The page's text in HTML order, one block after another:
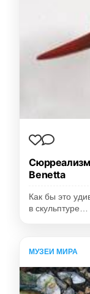
Сюрреализм
Benetta
Как бы это
в скульптуре…
МУЗЕИ МИРА